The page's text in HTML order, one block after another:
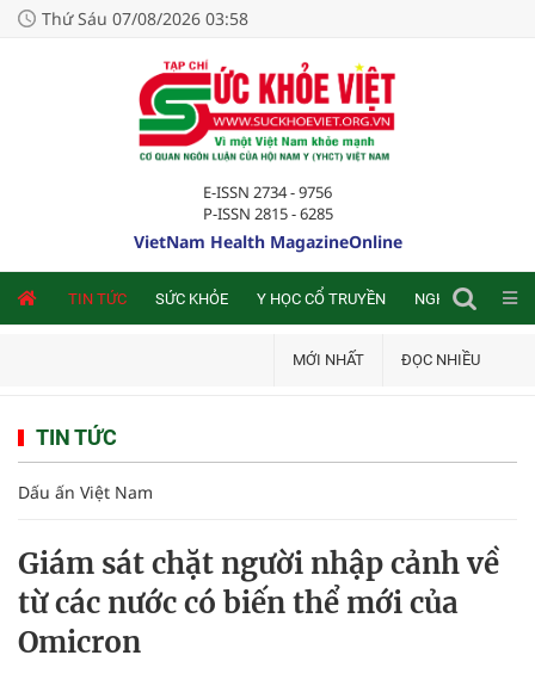
Thứ Sáu 07/08/2026 03:58
E-ISSN 2734 - 9756
P-ISSN 2815 - 6285
VietNam Health MagazineOnline
TIN TỨC SỨC KHỎE Y HỌC CỔ TRUYỀN NGHIÊN CỨU
MỚI NHẤT ĐỌC NHIỀU
TIN TỨC
Dấu ấn Việt Nam
Giám sát chặt người nhập cảnh về
từ các nước có biến thể mới của
Omicron